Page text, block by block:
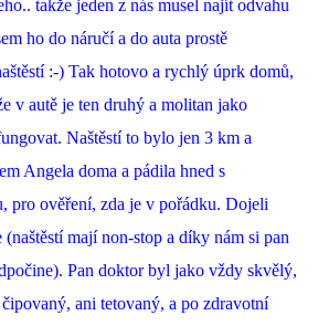
takže jeden z nás musel najít odvahu
ho do náručí a do auta prostě
:-) Tak hotovo a rychlý úprk domů,
v autě je ten druhý a molitan jako
Naštěstí to bylo jen 3 km a
Angela doma a pádila hned s
pro ověření, zda je v pořádku. Dojeli
(naštěstí mají non-stop a díky nám si pan
Pan doktor byl jako vždy skvělý,
ani tetovaný, a po zdravotní